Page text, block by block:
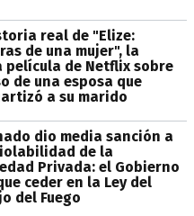
real de "Elize:
de una mujer", la
película de Netflix sobre
de una esposa que
a su marido
dio media sanción a
de la
Privada: el Gobierno
ceder en la Ley del
del Fuego